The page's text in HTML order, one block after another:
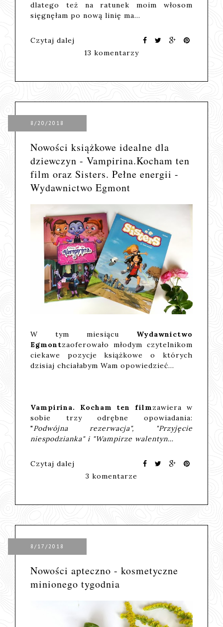
dlatego też na ratunek moim włosom
sięgnęłam po nową linię ma…
Czytaj dalej
13 komentarzy
8/20/2018
Nowości książkowe idealne dla
dziewczyn - Vampirina.Kocham ten
film oraz Sisters. Pełne energii -
Wydawnictwo Egmont
W tym miesiącu Wydawnictwo
Egmontzaoferowało młodym czytelnikom
ciekawe pozycje książkowe o których
dzisiaj chciałabym Wam opowiedzieć...
Vampirina. Kocham ten filmzawiera w
sobie trzy odrębne opowiadania:
"Podwójna rezerwacja", "Przyjęcie
niespodzianka" i "Wampirze walentyn…
Czytaj dalej
3 komentarze
8/17/2018
Nowości apteczno - kosmetyczne
minionego tygodnia